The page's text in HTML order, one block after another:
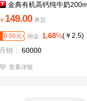
金典有机高钙纯牛奶
￥ 149.00 券后
0.00元 佣金: 1.68%(￥ 2.5)
月销：
60000
查看详细